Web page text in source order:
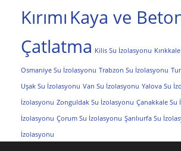
Kırımı Kaya ve
Çatlatma Kilis Su İzolasyonu
Osmaniye Su İzolasyonu Trabzon Su İzolasyonu
Uşak Su İzolasyonu Van Su İzolasyonu Yalova Su
İzolasyonu Zonguldak Su İzolasyonu Çanakkale Su
İzolasyonu Çorum Su İzolasyonu Şanlıurfa Su
İzolasyonu